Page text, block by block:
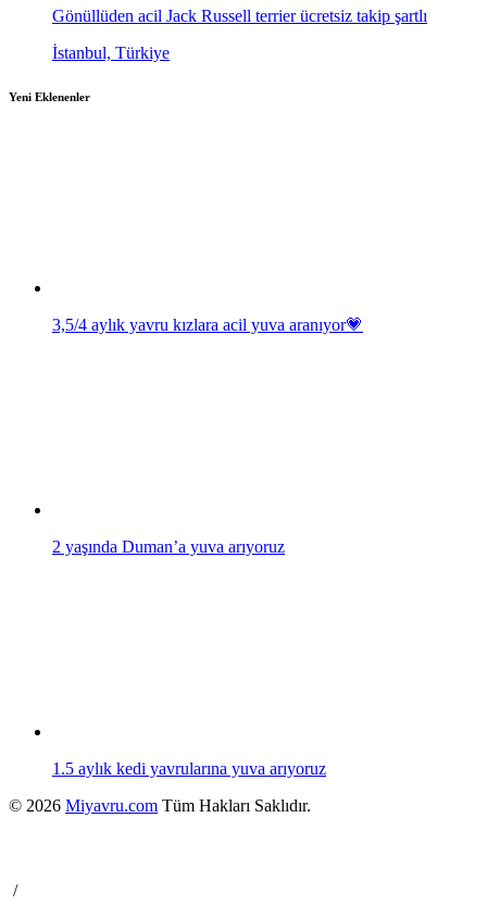
Gönüllüden acil Jack Russell terrier ücretsiz takip şartlı
İstanbul, Türkiye
Yeni Eklenenler
3,5/4 aylık yavru kızlara acil yuva aranıyor💗
2 yaşında Duman’a yuva arıyoruz
1.5 aylık kedi yavrularına yuva arıyoruz
© 2026 Miyavru.com Tüm Hakları Saklıdır.
/